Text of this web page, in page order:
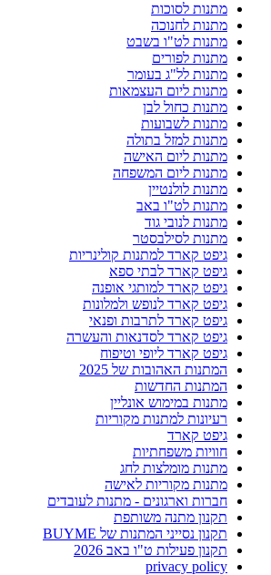
מתנות לסוכות
מתנות לחנוכה
מתנות לט"ו בשבט
מתנות לפורים
מתנות לל"ג בעומר
מתנות ליום העצמאות
מתנות כחול לבן
מתנות לשבועות
מתנות למזל בתולה
מתנות ליום האישה
מתנות ליום המשפחה
מתנות לולנטיין
מתנות לט"ו באב
מתנות לנובי גוד
מתנות לסילבסטר
גיפט קארד למתנות קולינריות
גיפט קארד לבתי ספא
גיפט קארד למותגי אופנה
גיפט קארד לנופש ולמלונות
גיפט קארד לתרבות ופנאי
גיפט קארד לסדנאות והעשרה
גיפט קארד ליופי וטיפוח
המתנות האהובות של 2025
המתנות החדשות
מתנות במימוש אונליין
רעיונות למתנות מקוריות
גיפט קארד
חוויות משפחתיות
מתנות מומלצות לחג
מתנות מקוריות לאישה
חברות וארגונים - מתנות לעובדים
תקנון מתנה משותפת
תקנון נסייני המתנות של BUYME
תקנון פעילות ט"ו באב 2026
privacy policy